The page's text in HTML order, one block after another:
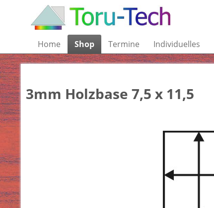
Home Shop Termine Individuelles
3mm Holzbase 7,5 x 11,5